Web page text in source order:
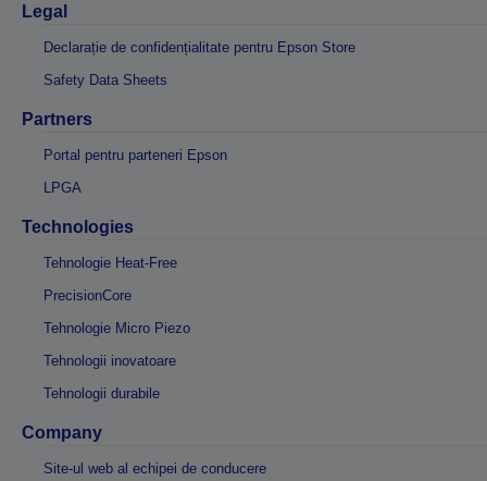
Legal
Declarație de confidențialitate pentru Epson Store
Safety Data Sheets
Partners
Portal pentru parteneri Epson
LPGA
Technologies
Tehnologie Heat-Free
PrecisionCore
Tehnologie Micro Piezo
Tehnologii inovatoare
Tehnologii durabile
Company
Site-ul web al echipei de conducere